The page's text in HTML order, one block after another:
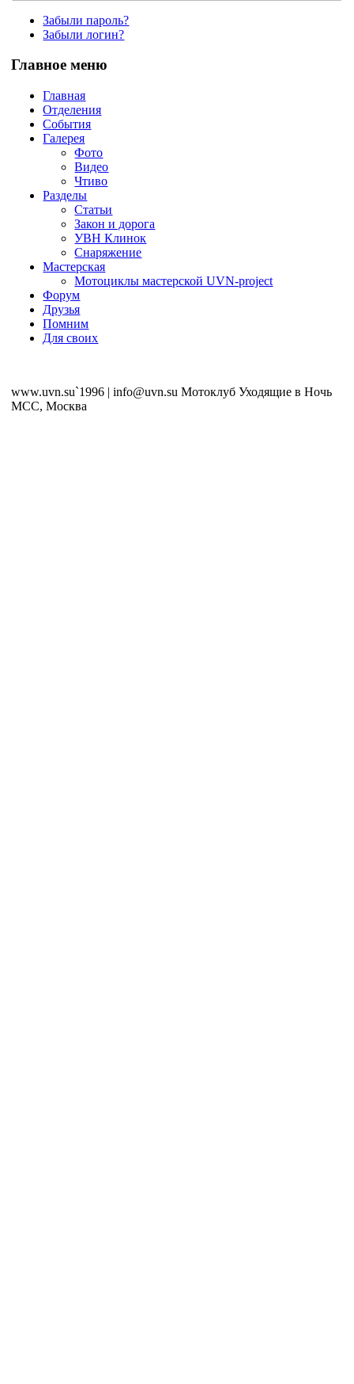
Забыли пароль?
Забыли логин?
Главное меню
Главная
Отделения
События
Галерея
Фото
Видео
Чтиво
Разделы
Статьи
Закон и дорога
УВН Клинок
Снаряжение
Мастерская
Мотоциклы мастерской UVN-project
Форум
Друзья
Помним
Для своих
www.uvn.su`1996 | info@uvn.su Мотоклуб Уходящие в Ночь
MCC, Москва